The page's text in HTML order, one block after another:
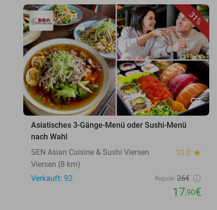
31%
favorite_border
Asiatisches 3-Gänge-Menü oder Sushi-Menü
nach Wahl
SEN Asian Cuisine & Sushi Viersen
10.0 star
Viersen (8 km)
Verkauft: 92
Regulär 26€
17,90€